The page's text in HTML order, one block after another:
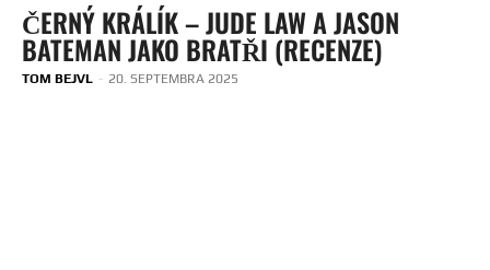
ČERNÝ KRÁLÍK – JUDE LAW A JASON
BATEMAN JAKO BRATŘI (RECENZE)
TOM BEJVL - 20. SEPTEMBRA 2025